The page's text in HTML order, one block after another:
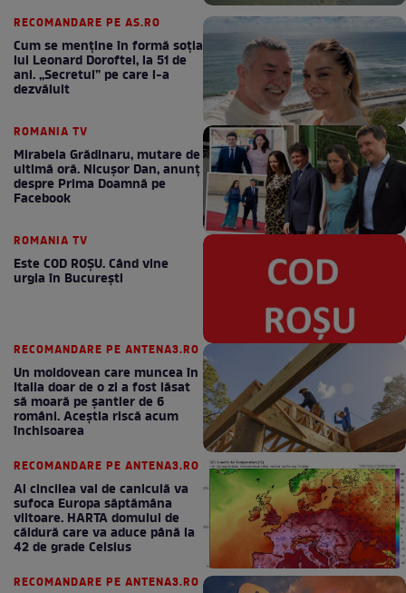
RECOMANDARE PE AS.RO
Cum se menţine în formă soţia
lui Leonard Doroftei, la 51 de
ani. „Secretul” pe care l-a
dezvăluit
ROMANIA TV
Mirabela Grădinaru, mutare de
ultimă oră. Nicuşor Dan, anunţ
despre Prima Doamnă pe
Facebook
ROMANIA TV
Este COD ROŞU. Când vine
urgia în Bucureşti
RECOMANDARE PE ANTENA3.RO
Un moldovean care muncea în
Italia doar de o zi a fost lăsat
să moară pe şantier de 6
români. Aceștia riscă acum
închisoarea
RECOMANDARE PE ANTENA3.RO
Al cincilea val de caniculă va
sufoca Europa săptămâna
viitoare. HARTA domului de
căldură care va aduce până la
42 de grade Celsius
RECOMANDARE PE ANTENA3.RO